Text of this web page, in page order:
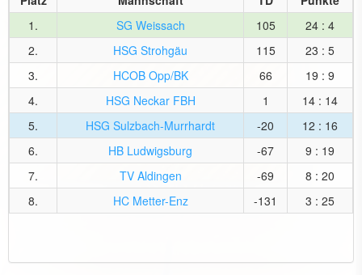
1.
SG Weissach 105
24 : 4
2.
HSG Strohgäu 115
23 : 5
3.
HCOB Opp/BK 66
19 : 9
4.
HSG Neckar FBH 1
14 : 14
5.
HSG Sulzbach-Murrhardt -20
12 : 16
6.
HB Ludwigsburg -67
9 : 19
7.
TV Aldingen -69
8 : 20
8.
HC Metter-Enz -131 3 : 25